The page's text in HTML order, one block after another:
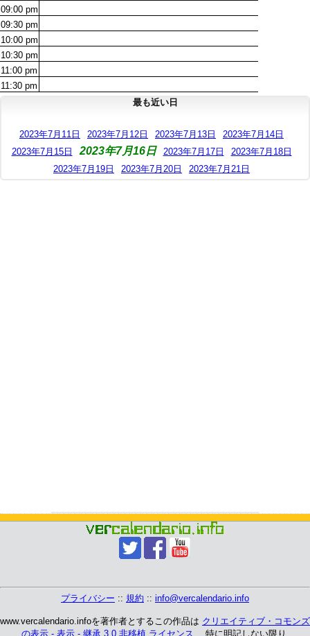
09:00 pm
09:30 pm
10:00 pm
10:30 pm
11:00 pm
11:30 pm
最も近い日
2023年7月11日 2023年7月12日 2023年7月13日
2023年7月14日
2023年7月15日
2023年7月16日 2023年7月17日
2023年7月18日
2023年7月19日
2023年7月20日 2023年7月21日
プライバシー :: 規約 :: info@vercalendario.info
www.vercalendario.infoを著作者とするこの作品は クリエイティブ・コモンズ
の表示 - 表示 - 継承 3.0 非移植 ライセンス 、 特に明記しない限り.